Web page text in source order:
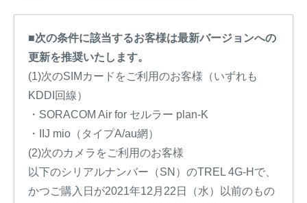
■次の条件に該当するお客様は最新バージョンへの
更新を推奨いたします。
(1)次のSIMカードをご利用のお客様（いずれも
KDDI回線）
・SORACOM Air for セルラー plan-K
・IIJ mio（タイプA/au網）
(2)次のカメラをご利用のお客様
以下のシリアルナンバー（SN）のTREL 4G-Hで、
かつご購入日が2021年12月22日（水）以前のもの